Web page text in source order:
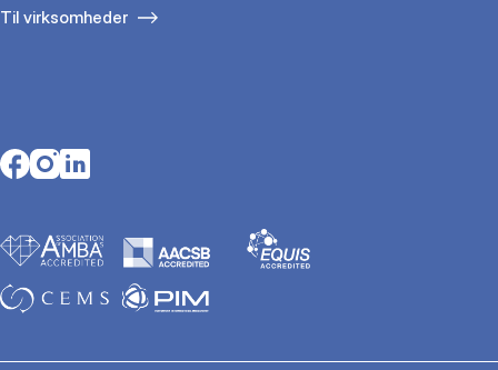
Til virksomheder
Opens in a new tab
Opens in a new tab
Opens in a new tab